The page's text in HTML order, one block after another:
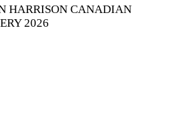
HARRISON CANADIAN
2026